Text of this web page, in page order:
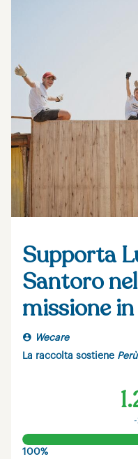
Supporta
Santoro
missione
Wecare
La raccolta sostiene
100%